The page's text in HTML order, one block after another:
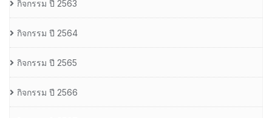
กิจกรรม ปี 2563
กิจกรรม ปี 2564
กิจกรรม ปี 2565
กิจกรรม ปี 2566